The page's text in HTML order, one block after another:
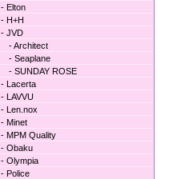
- Elton
- H+H
- JVD
- Architect
- Seaplane
- SUNDAY ROSE
- Lacerta
- LAVVU
- Len.nox
- Minet
- MPM Quality
- Obaku
- Olympia
- Police